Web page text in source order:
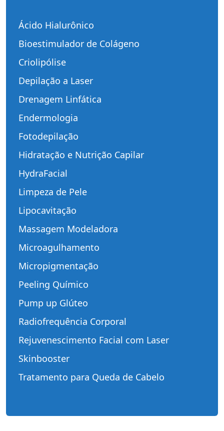
Ácido Hialurônico
Bioestimulador de Colágeno
Criolipólise
Depilação a Laser
Drenagem Linfática
Endermologia
Fotodepilação
Hidratação e Nutrição Capilar
HydraFacial
Limpeza de Pele
Lipocavitação
Massagem Modeladora
Microagulhamento
Micropigmentação
Peeling Químico
Pump up Glúteo
Radiofrequência Corporal
Rejuvenescimento Facial com Laser
Skinbooster
Tratamento para Queda de Cabelo